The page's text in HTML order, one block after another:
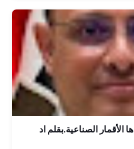
الأقمار الصناعية.بقلم اد